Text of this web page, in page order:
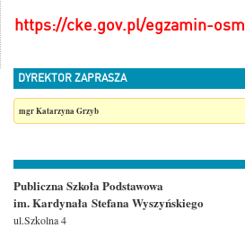
https://cke.gov.pl/egzamin-
DYREKTOR ZAPRASZA
mgr Katarzyna Grzyb
Publiczna Szkoła Podstawowa
im. Kardynała Stefana Wyszyńskiego
ul.Szkolna 4